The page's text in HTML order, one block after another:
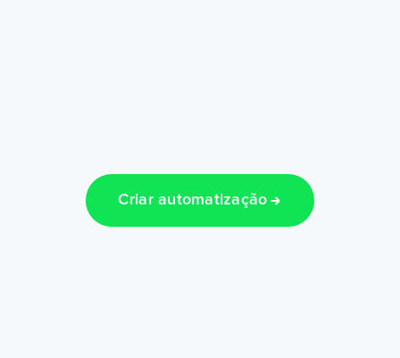
Criar automatização